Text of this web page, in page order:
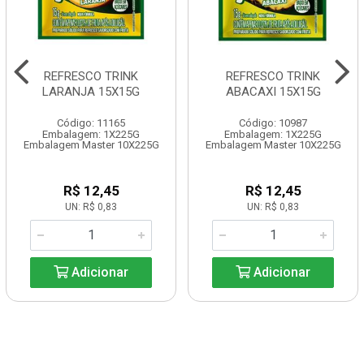
REFRESCO TRINK
LARANJA 15X15G
Código: 11165
Embalagem: 1X225G
Embalagem Master 10X225G
R$ 12,45
UN: R$ 0,83
Adicionar
REFRESCO TRINK
ABACAXI 15X15G
Código: 10987
Embalagem: 1X225G
Embalagem Master 10X225G
R$ 12,45
UN: R$ 0,83
Adicionar